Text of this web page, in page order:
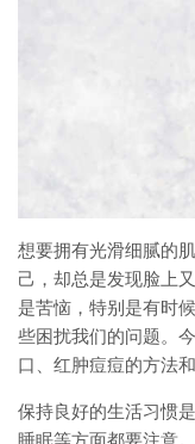
想要拥有光滑细腻的
己，却总是发现脸上
是苦恼，特别是有时
些困扰我们的问题。
口、红肿痘痘的方法和
保持良好的生活习惯